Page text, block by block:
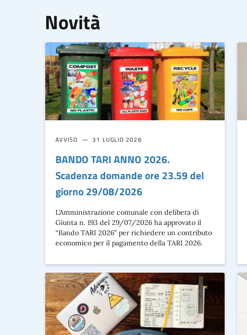
Novità
AVVISO 31 LUGLIO 2026
BANDO TARI ANNO 2026.
Scadenza domande ore 23.59 del
giorno 29/08/2026
L’Amministrazione comunale con delibera di
Giunta n. 193 del 29/07/2026 ha approvato il
“Bando TARI 2026” per richiedere un contributo
economico per il pagamento della TARI 2026.